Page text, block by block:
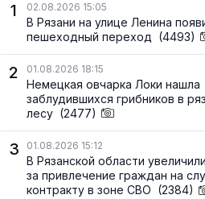
1
02.08.2026 15:05
В Рязани на улице Ленина
пешеходный переход (4493)
2 01.08.2026 18:15
Немецкая овчарка Локи нашла
заблудившихся грибников в
лесу (2477)
3 01.08.2026 15:12
В Рязанской области
за привлечение граждан на
контракту в зоне СВО (2384)